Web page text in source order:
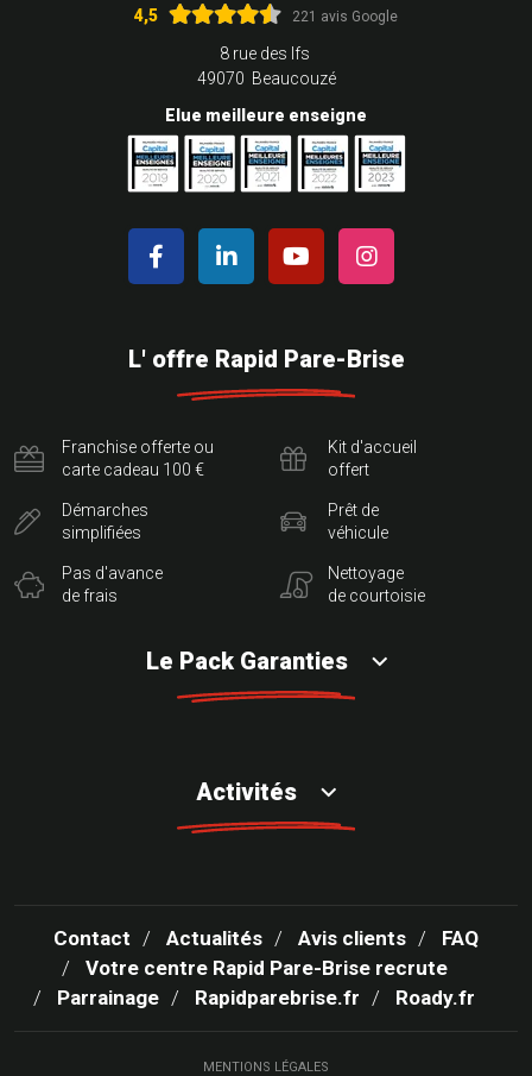
4,5 221 avis Google
8 rue des Ifs
49070 Beaucouzé
Elue meilleure enseigne
L' offre Rapid Pare-Brise
Franchise offerte ou
carte cadeau 100 €
Démarches
simplifiées
Pas d'avance
de frais
Kit d'accueil
offert
Prêt de
véhicule
Nettoyage
de courtoisie
Le Pack Garanties
Activités
Contact Actualités Avis clients
FAQ
Votre centre Rapid Pare-Brise recrute
Parrainage
Rapidparebrise.fr Roady.fr
MENTIONS LÉGALES